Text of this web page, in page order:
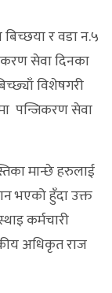
बिच्छया र वडा न.५
सेवा दिनका
विशेषगरी
पन्जिकरण सेवा
मान्छे हरुलाई
भएको हुँदा उक्त
कर्मचारी
अधिकृत राज